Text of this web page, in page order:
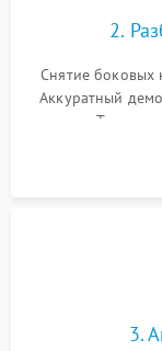
2.
Снятие боковых
Аккуратный
кулеров.
с помощью
3.